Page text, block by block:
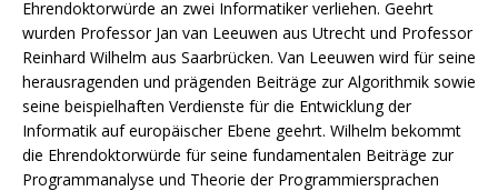
Ehrendoktorwürde an zwei Informatiker verliehen. Geehrt
wurden Professor Jan van Leeuwen aus Utrecht und Professor
Reinhard Wilhelm aus Saarbrücken. Van Leeuwen wird für seine
herausragenden und prägenden Beiträge zur Algorithmik sowie
seine beispielhaften Verdienste für die Entwicklung der
Informatik auf europäischer Ebene geehrt. Wilhelm bekommt
die Ehrendoktorwürde für seine fundamentalen Beiträge zur
Programmanalyse und Theorie der Programmiersprachen